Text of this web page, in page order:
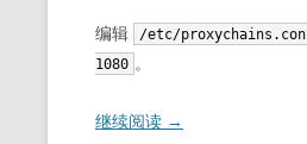
编辑 /etc/
1080 。
继续阅读 →